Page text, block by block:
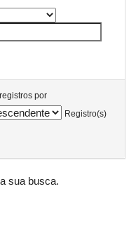
por
Registro(s)
sua busca.